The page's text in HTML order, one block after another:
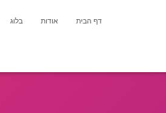
דף הבית אודות בלוג